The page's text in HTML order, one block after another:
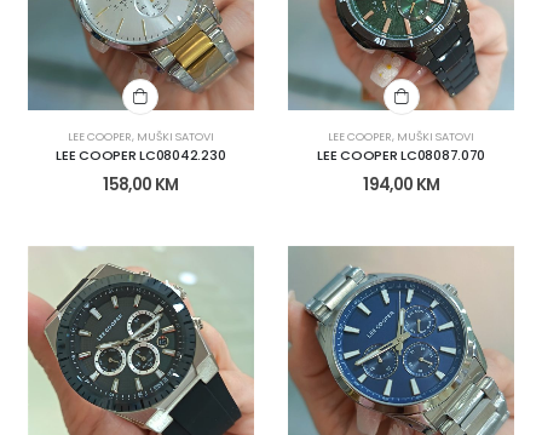
LEE COOPER, MUŠKI SATOVI
LEE COOPER LC08042.230
158,00 KM
LEE COOPER, MUŠKI SATOVI
LEE COOPER LC08087.070
194,00 KM